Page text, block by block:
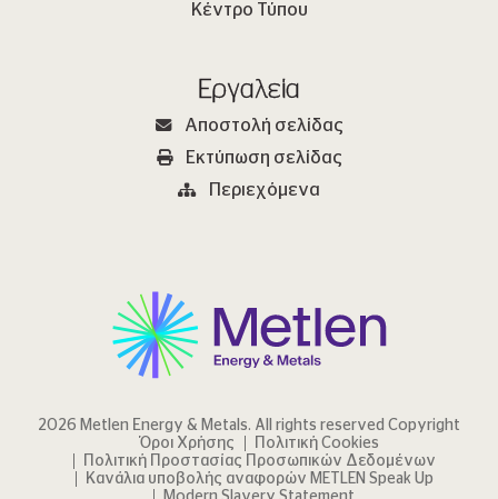
Κέντρο Τύπου
Εργαλεία
Αποστολή σελίδας
Εκτύπωση σελίδας
Περιεχόμενα
2026 Metlen Εnergy & Metals. All rights reserved Copyright
Όροι Χρήσης
Πολιτική Cookies
Πολιτική Προστασίας Προσωπικών Δεδομένων
Κανάλια υποβολής αναφορών METLEN Speak Up